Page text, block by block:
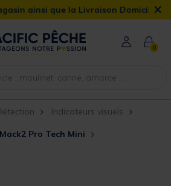
Livraison Domicile offerte dès 90€ ×
0
Indicateurs visuels
Pro Tech Mini